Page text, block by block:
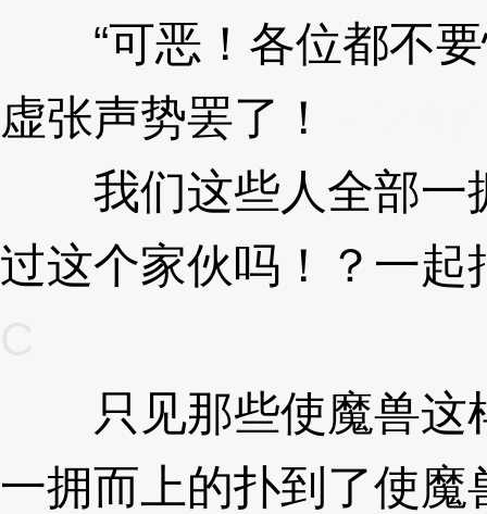
“可恶！各位都不要
虚张声势罢了！
我们这些人全部一
过这个家伙吗！？一起
只见那些使魔兽这
一拥而上的扑到了使